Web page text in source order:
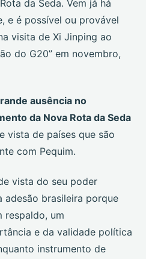
da Seda. Vem já há
e é possível ou provável
visita de Xi Jinping ao
do G20” em novembro,
ausência no
da Nova Rota da Seda
vista de países que são
com Pequim.
vista do seu poder
brasileira porque
respaldo, um
e da validade política
instrumento de